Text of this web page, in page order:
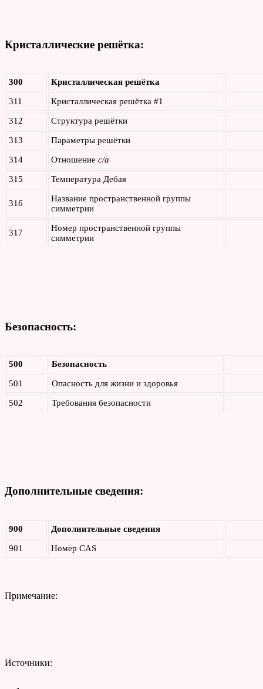
Кристаллические решётка:
300 Кристаллическая решётка
311 Кристаллическая решётка #1
312 Структура решётки
313 Параметры решётки
314 Отношение c/a
315 Температура Дебая
316
Название пространственной группы
симметрии
317
Номер пространственной группы
симметрии
Безопасность:
500 Безопасность
501 Опасность для жизни и здоровья
502 Требования безопасности
Дополнительные сведения:
900 Дополнительные сведения
901 Номер CAS
Примечание:
Источники: